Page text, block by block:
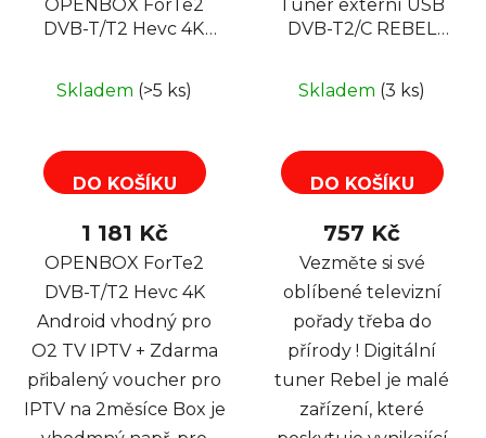
OPENBOX ForTe2
DVB-T/T2 Hevc 4K
Skladem (>5 ks)
DO KOŠÍKU
1 181 Kč
OPENBOX ForTe2
DVB-T/T2 Hevc 4K
Android vhodný pro
O2 TV IPTV + Zdarma
přibalený voucher pro
IPTV na 2měsíce Box je
Tuner externí USB
DVB-T2/C REBEL
Skladem (3 ks)
DO KOŠÍKU
757 Kč
Vezměte si své
oblíbené televizní
pořady třeba do
přírody ! Digitální
tuner Rebel je malé
zařízení, které